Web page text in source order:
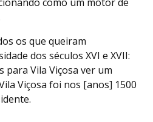
os que queiram
dos séculos XVI e XVII:
para Vila Viçosa ver um
Viçosa foi nos [anos] 1500